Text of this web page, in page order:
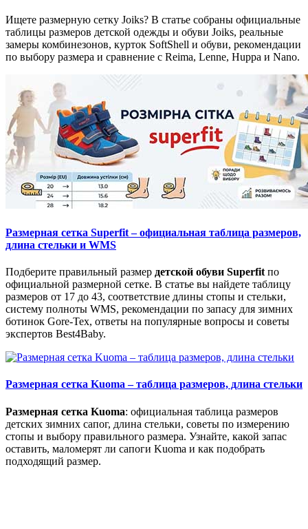
Ищете размерную сетку Joiks? В статье собраны официальные
таблицы размеров детской одежды и обуви Joiks, реальные
замеры комбинезонов, курток SoftShell и обуви, рекомендации
по выбору размера и сравнение с Reima, Lenne, Huppa и Nano.
Размерная сетка Superfit – официальная таблица размеров,
длина стельки и WMS
Подберите правильный размер детской обуви Superfit по
официальной размерной сетке. В статье вы найдете таблицу
размеров от 17 до 43, соответствие длины стопы и стельки,
систему полноты WMS, рекомендации по запасу для зимних
ботинок Gore-Tex, ответы на популярные вопросы и советы
экспертов Best4Baby.
Размерная сетка Kuoma – таблица размеров, длина стельки
Размерная сетка Kuoma: официальная таблица размеров
детских зимних сапог, длина стельки, советы по измерению
стопы и выбору правильного размера. Узнайте, какой запас
оставить, маломерят ли сапоги Kuoma и как подобрать
подходящий размер.